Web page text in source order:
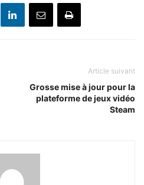
Article suivant
Grosse mise à jour pour la
plateforme de jeux vidéo
Steam